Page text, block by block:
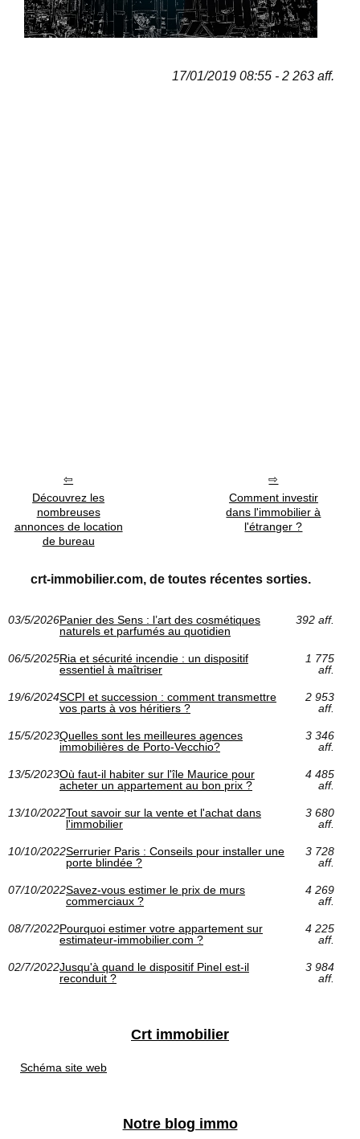
17/01/2019 08:55 - 2 263 aff.
Découvrez les
nombreuses
annonces de location
de bureau
Comment investir
dans l'immobilier à
l'étranger ?
crt-immobilier.com, de toutes récentes sorties.
03/5/2026Panier des Sens : l’art des cosmétiques
naturels et parfumés au quotidien
392 aff.
06/5/2025Ria et sécurité incendie : un dispositif
essentiel à maîtriser
1 775
aff.
19/6/2024SCPI et succession : comment transmettre
vos parts à vos héritiers ?
2 953
aff.
15/5/2023Quelles sont les meilleures agences
immobilières de Porto-Vecchio?
3 346
aff.
13/5/2023Où faut-il habiter sur l'île Maurice pour
acheter un appartement au bon prix ?
4 485
aff.
13/10/2022Tout savoir sur la vente et l'achat dans
l'immobilier
3 680
aff.
10/10/2022Serrurier Paris : Conseils pour installer une
porte blindée ?
3 728
aff.
07/10/2022Savez-vous estimer le prix de murs
commerciaux ?
4 269
aff.
08/7/2022Pourquoi estimer votre appartement sur
estimateur-immobilier.com ?
4 225
aff.
02/7/2022Jusqu'à quand le dispositif Pinel est-il
reconduit ?
3 984
aff.
Crt immobilier
Schéma site web
Notre blog immo